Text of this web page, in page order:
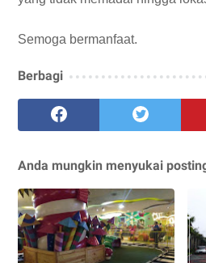
Semoga bermanfaat.
Berbagi
Anda mungkin menyukai